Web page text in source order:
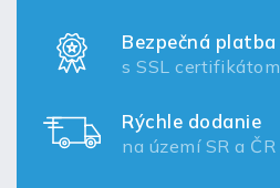
Bezpečná platba
s SSL certifikátom
Rýchle dodanie
na území SR a ČR